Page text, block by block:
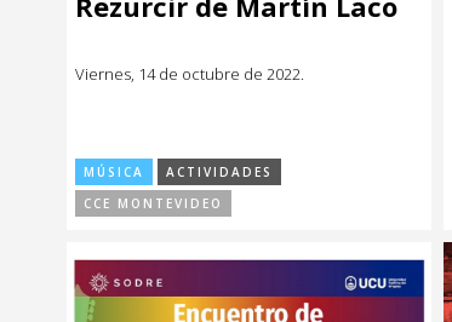
Sin categoríaSin categoría
Viernes, 14 de octubre de 2022.
MÚSICA
ACTIVIDADES
CCE MONTEVIDEO